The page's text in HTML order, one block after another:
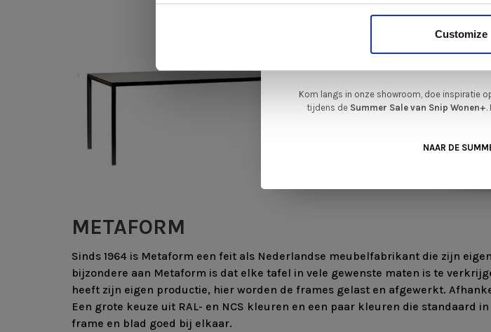
Customize
METAFORM
Sinds 1964 is Metaform een feit als Nederlandse meubelfabrikant die zijn
bijzondere aan Metaform is dat elke tafel in vele gewenste maten is te
heeft zijn eigen productie, hier worden de frames gelast en afgewerkt.
Een grote keuze uit RAL- en NCS kleuren en een paar kleuren die
frame en blad goed bij elkaar.
gelegenheid om jouw favoriete
met de kwaliteit, het comfort en de
Kom langs in onze showroom, doe inspiratie
tijdens de Summer Sale van Snip Wonen+.
NAAR DE